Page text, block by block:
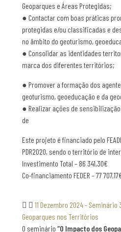
Geoparques e Áreas Protegidas;
● Contactar com boas práticas
protegidas e/ou classificadas e
no âmbito do geoturismo,
● Consolidar as identidades
marca dos diferentes territórios;
● Promover a formação dos
geoturismo, geoeducação e da
● Realizar ações de
de
Este projeto é financiado pelo
PDR2020, sendo o território de
Investimento Total – 86 341,30€
Co-financiamento FEDER – 77
11 Dezembro 2024 - Seminário
Geoparques nos Territórios
O seminário “O Impacto dos